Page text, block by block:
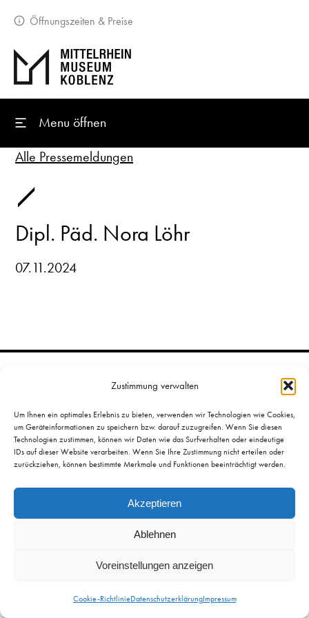
Zustimmung verwalten
Um Ihnen ein optimales Erlebnis zu bieten, verwenden wir Technologien wie Cookies,
um Geräteinformationen zu speichern bzw. darauf zuzugreifen. Wenn Sie diesen
Technologien zustimmen, können wir Daten wie das Surfverhalten oder eindeutige
IDs auf dieser Website verarbeiten. Wenn Sie Ihre Zustimmung nicht erteilen oder
zurückziehen, können bestimmte Merkmale und Funktionen beeinträchtigt werden.
Akzeptieren
Ablehnen
Voreinstellungen anzeigen
Cookie-RichtlinieDatenschutzerklärungImpressum
Öffnungszeiten & Preise
Menu öffnen
Alle Pressemeldungen
Dipl. Päd. Nora Löhr
07.11.2024
Öffnungszeiten & Preise
Mittelrhein-Museum
56068 Koblenz
Im Forum
Presse